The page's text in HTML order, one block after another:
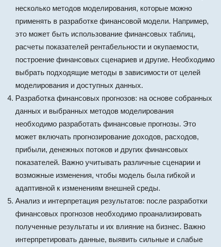
несколько методов моделирования, которые можно
применять в разработке финансовой модели. Например,
это может быть использование финансовых таблиц,
расчеты показателей рентабельности и окупаемости,
построение финансовых сценариев и другие. Необходимо
выбрать подходящие методы в зависимости от целей
моделирования и доступных данных.
Разработка финансовых прогнозов: на основе собранных
данных и выбранных методов моделирования
необходимо разработать финансовые прогнозы. Это
может включать прогнозирование доходов, расходов,
прибыли, денежных потоков и других финансовых
показателей. Важно учитывать различные сценарии и
возможные изменения, чтобы модель была гибкой и
адаптивной к изменениям внешней среды.
Анализ и интерпретация результатов: после разработки
финансовых прогнозов необходимо проанализировать
полученные результаты и их влияние на бизнес. Важно
интерпретировать данные, выявить сильные и слабые